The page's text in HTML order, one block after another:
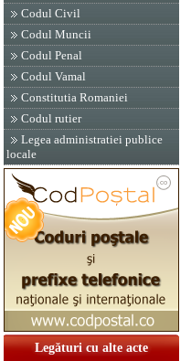
Codul Civil
Codul Muncii
Codul Penal
Codul Vamal
Constitutia Romaniei
Codul rutier
Legea administratiei publice
locale
Legături cu alte acte